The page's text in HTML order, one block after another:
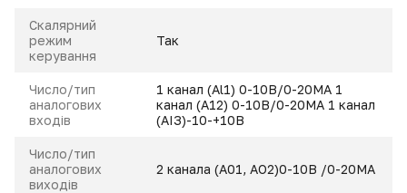
Скалярний
режим
керування
Так
Число/тип
аналогових
входів
1 канал (Аl1) 0-10B/0-20MA 1
канал (А12) 0-10B/0-20MA 1 канал
(АІЗ)-10-+10В
Число/тип
аналогових
виходів
2 канала (А01, AO2)0-10B /0-20MA